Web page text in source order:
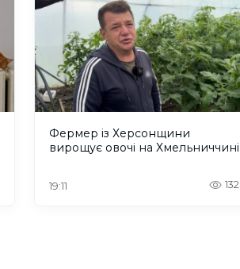
Фермер із Херсонщини
вирощує овочі на Хмельниччині
19:11 132